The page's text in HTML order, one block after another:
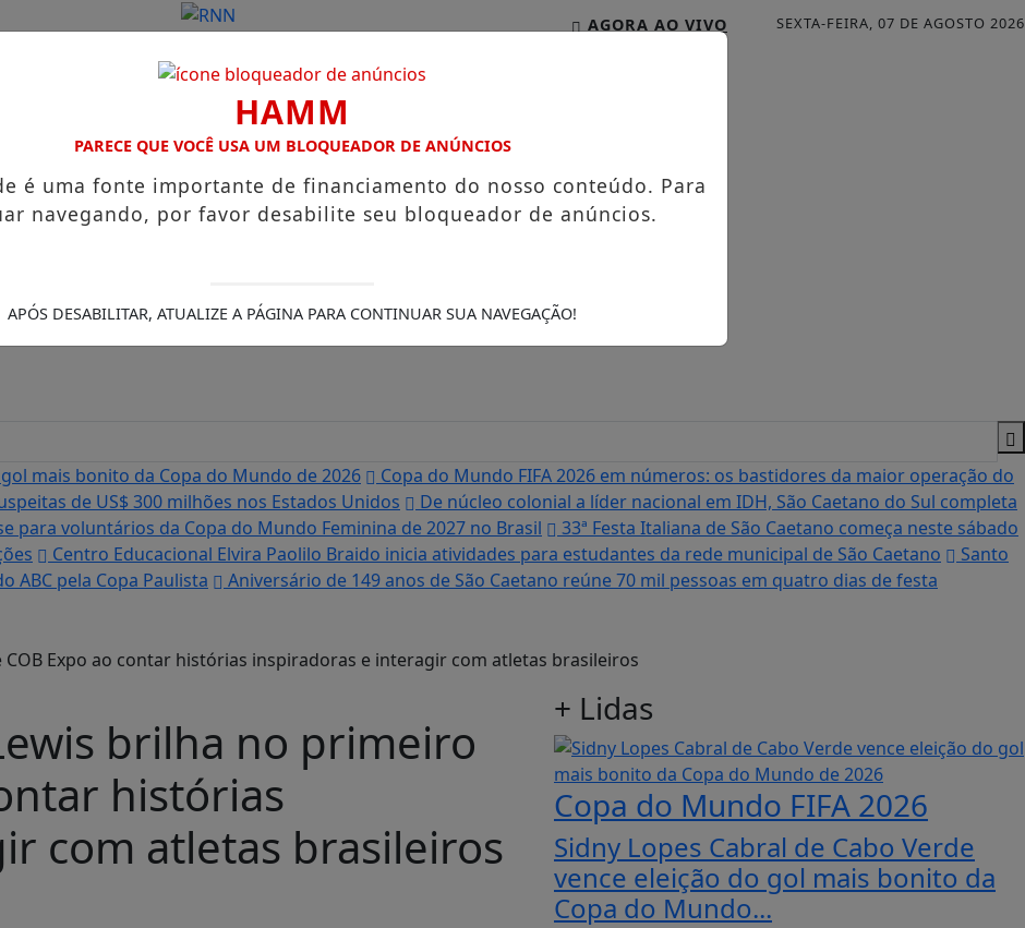
SEXTA-FEIRA, 07 DE AGOSTO 2026
AGORA AO VIVO
mais bonito da Copa do Mundo de 2026
Copa do Mundo FIFA 2026 em números: os bastidores da maior operação do
de US$ 300 milhões nos Estados Unidos
De núcleo colonial a líder nacional em IDH, São Caetano do Sul completa
para voluntários da Copa do Mundo Feminina de 2027 no Brasil
33ª Festa Italiana de São Caetano começa neste sábado
Centro Educacional Elvira Paolilo Braido inicia atividades para estudantes da rede municipal de São Caetano
Santo
ABC pela Copa Paulista
Aniversário de 149 anos de São Caetano reúne 70 mil pessoas em quatro dias de festa
brilha no primeiro
histórias
com atletas brasileiros
+ Lidas
Copa do Mundo FIFA 2026
Sidny Lopes Cabral de Cabo Verde
vence eleição do gol mais bonito da
Copa do Mundo...
HAMM
PARECE QUE VOCÊ USA UM BLOQUEADOR DE ANÚNCIOS
é uma fonte importante de financiamento do nosso conteúdo. Para
navegando, por favor desabilite seu bloqueador de anúncios.
APÓS DESABILITAR, ATUALIZE A PÁGINA PARA CONTINUAR SUA NAVEGAÇÃO!